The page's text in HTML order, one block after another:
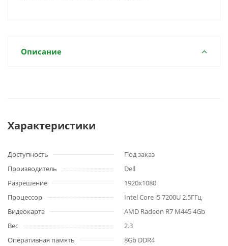
Описание
Характеристики
Доступность
Под заказ
Производитель
Dell
Разрешение
1920x1080
Процессор
Intel Core i5 7200U 2.5ГГц
Видеокарта
AMD Radeon R7 M445 4Gb
Вес
2.3
Оперативная память
8Gb DDR4